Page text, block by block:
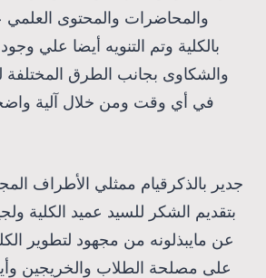
والمحاضرات والمحتوى العلمي
بالكلية وتم التنويه أيضا علي
والشكاوى بجانب الطرق المختلفة
في أي وقت ومن خلال آلية
جدير بالذكرقيام ممثلي الأطراف
بتقديم الشكر للسيد عميد الكلية
عن مايبذلونه من مجهود لتطوير
على مصلحة الطلاب والخريجين